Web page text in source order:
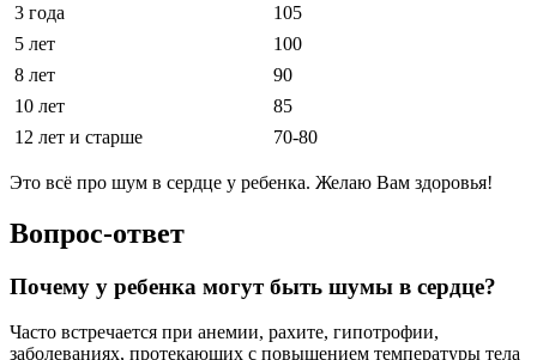
3 года
105
5 лет
100
8 лет
90
10 лет
85
12 лет и старше
70-80
Это всё про шум в сердце у ребенка. Желаю Вам здоровья!
Вопрос-ответ
Почему у ребенка могут быть шумы в сердце?
Часто встречается при анемии, рахите, гипотрофии,
заболеваниях, протекающих с повышением температуры тела